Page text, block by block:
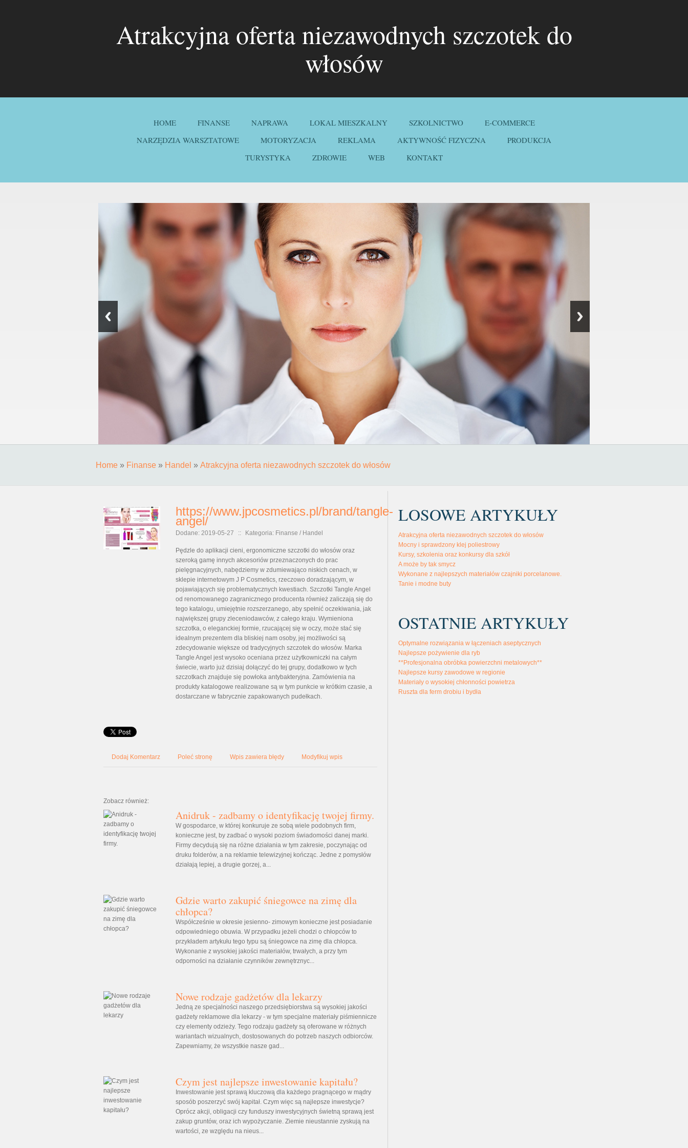
Atrakcyjna oferta niezawodnych szczotek do
włosów
HOME FINANSE NAPRAWA LOKAL MIESZKALNY SZKOLNICTWO
E-COMMERCE
NARZĘDZIA WARSZTATOWE
MOTORYZACJA REKLAMA AKTYWNOŚĆ FIZYCZNA
PRODUKCJA
TURYSTYKA
ZDROWIE WEB KONTAKT
Home » Finanse » Handel » Atrakcyjna oferta niezawodnych szczotek do włosów
https://www.jpcosmetics.pl/brand/tangle-
angel/
Dodane: 2019-05-27 :: Kategoria: Finanse / Handel
Pędzle do aplikacji cieni, ergonomiczne szczotki do włosów oraz
szeroką gamę innych akcesoriów przeznaczonych do prac
pielęgnacyjnych, nabędziemy w zdumiewająco niskich cenach, w
sklepie internetowym J P Cosmetics, rzeczowo doradzającym, w
pojawiających się problematycznych kwestiach. Szczotki Tangle Angel
od renomowanego zagranicznego producenta również zaliczają się do
tego katalogu, umiejętnie rozszerzanego, aby spełnić oczekiwania, jak
największej grupy zleceniodawców, z całego kraju. Wymieniona
szczotka, o eleganckiej formie, rzucającej się w oczy, może stać się
idealnym prezentem dla bliskiej nam osoby, jej możliwości są
zdecydowanie większe od tradycyjnych szczotek do włosów. Marka
Tangle Angel jest wysoko oceniana przez użytkowniczki na całym
świecie, warto już dzisiaj dołączyć do tej grupy, dodatkowo w tych
szczotkach znajduje się powłoka antybakteryjna. Zamówienia na
produkty katalogowe realizowane są w tym punkcie w krótkim czasie, a
dostarczane w fabrycznie zapakowanych pudełkach.
Dodaj Komentarz Poleć stronę Wpis zawiera błędy Modyfikuj wpis
Zobacz również:
Anidruk - zadbamy o identyfikację twojej firmy.
W gospodarce, w której konkuruje ze sobą wiele podobnych firm,
konieczne jest, by zadbać o wysoki poziom świadomości danej marki.
Firmy decydują się na różne działania w tym zakresie, poczynając od
druku folderów, a na reklamie telewizyjnej kończąc. Jedne z pomysłów
działają lepiej, a drugie gorzej, a...
Gdzie warto zakupić śniegowce na zimę dla
chłopca?
Współcześnie w okresie jesienno- zimowym konieczne jest posiadanie
odpowiedniego obuwia. W przypadku jeżeli chodzi o chłopców to
przykładem artykułu tego typu są śniegowce na zimę dla chłopca.
Wykonanie z wysokiej jakości materiałów, trwałych, a przy tym
odporności na działanie czynników zewnętrznyc...
Nowe rodzaje gadżetów dla lekarzy
Jedną ze specjalności naszego przedsiębiorstwa są wysokiej jakości
gadżety reklamowe dla lekarzy - w tym specjalne materiały piśmiennicze
czy elementy odzieży. Tego rodzaju gadżety są oferowane w różnych
wariantach wizualnych, dostosowanych do potrzeb naszych odbiorców.
Zapewniamy, że wszystkie nasze gad...
Czym jest najlepsze inwestowanie kapitału?
Inwestowanie jest sprawą kluczową dla każdego pragnącego w mądry
sposób poszerzyć swój kapitał. Czym więc są najlepsze inwestycje?
Oprócz akcji, obligacji czy funduszy inwestycyjnych świetną sprawą jest
zakup gruntów, oraz ich wypożyczanie. Ziemie nieustannie zyskują na
wartości, ze względu na nieus...
LOSOWE ARTYKUŁY
Atrakcyjna oferta niezawodnych szczotek do włosów
Mocny i sprawdzony klej poliestrowy
Kursy, szkolenia oraz konkursy dla szkół
A może by tak smycz
Wykonane z najlepszych materiałów czajniki porcelanowe.
Tanie i modne buty
OSTATNIE ARTYKUŁY
Optymalne rozwiązania w łączeniach aseptycznych
Najlepsze pożywienie dla ryb
**Profesjonalna obróbka powierzchni metalowych**
Najlepsze kursy zawodowe w regionie
Materiały o wysokiej chłonności powietrza
Ruszta dla ferm drobiu i bydła